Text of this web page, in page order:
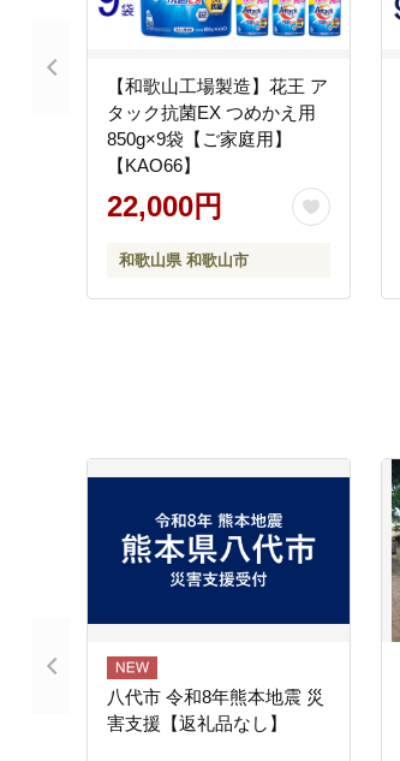
【和歌山工場製造】花王 ア
タック抗菌EX つめかえ用
850g×9袋【ご家庭用】
【KAO66】
22,000円
和歌山県 和歌山市
八代市 令和8年熊本地震 災
害支援【返礼品なし】